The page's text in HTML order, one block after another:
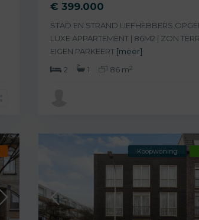
€ 399.000
STAD EN STRAND LIEFHEBBERS
LUXE APPARTEMENT | 86M2 | ZON
EIGEN PARKEERT [meer]
2
1 86 m2
Koopwoning